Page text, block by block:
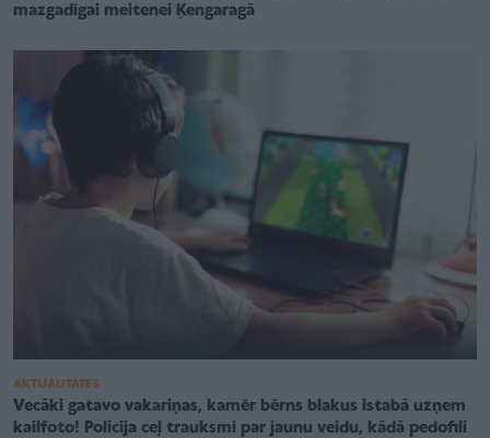
mazgadīgai meitenei Ķengaragā
AKTUALITĀTES
Vecāki gatavo vakariņas, kamēr bērns blakus istabā uzņem
kailfoto! Policija ceļ trauksmi par jaunu veidu, kādā pedofili